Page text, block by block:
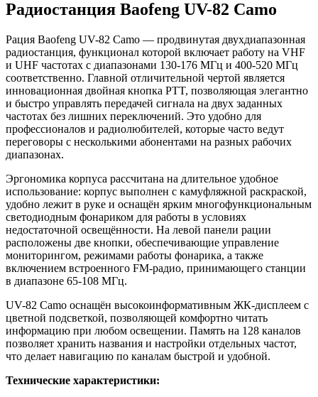
Радиостанция Baofeng UV-82 Camo
Рация Baofeng UV-82 Camo — продвинутая двухдиапазонная
радиостанция, функционал которой включает работу на VHF
и UHF частотах с диапазонами 130-176 МГц и 400-520 МГц
соответственно. Главной отличительной чертой является
инновационная двойная кнопка PTT, позволяющая элегантно
и быстро управлять передачей сигнала на двух заданных
частотах без лишних переключений. Это удобно для
профессионалов и радиолюбителей, которые часто ведут
переговоры с несколькими абонентами на разных рабочих
диапазонах.
Эргономика корпуса рассчитана на длительное удобное
использование: корпус выполнен с камуфляжной раскраской,
удобно лежит в руке и оснащён ярким многофункциональным
светодиодным фонариком для работы в условиях
недостаточной освещённости. На левой панели рации
расположены две кнопки, обеспечивающие управление
мониторингом, режимами работы фонарика, а также
включением встроенного FM-радио, принимающего станции
в диапазоне 65-108 МГц.
UV-82 Camo оснащён высокоинформативным ЖК-дисплеем с
цветной подсветкой, позволяющей комфортно читать
информацию при любом освещении. Память на 128 каналов
позволяет хранить названия и настройки отдельных частот,
что делает навигацию по каналам быстрой и удобной.
Технические характеристики: